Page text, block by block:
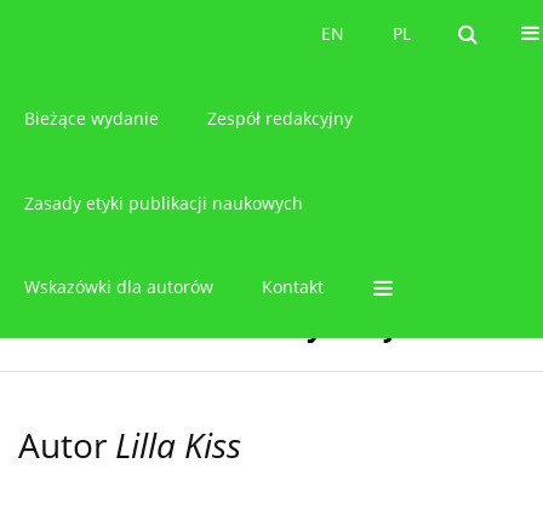
PL
EN PL
EN
Bieżące wydanie Zespół redakcyjny
Zasady etyki publikacji naukowych
Wskazówki dla autorów Kontakt
Autor Lilla Kiss